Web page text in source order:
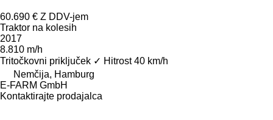
60.690 € Z DDV-jem
Traktor na kolesih
2017
8.810 m/h
Tritočkovni priključek ✓ Hitrost 40 km/h
Nemčija, Hamburg
E-FARM GmbH
Kontaktirajte prodajalca